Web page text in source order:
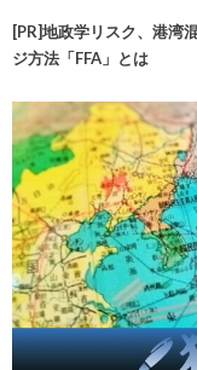
[PR]地政学リスク、港湾
ジ方法「FFA」とは